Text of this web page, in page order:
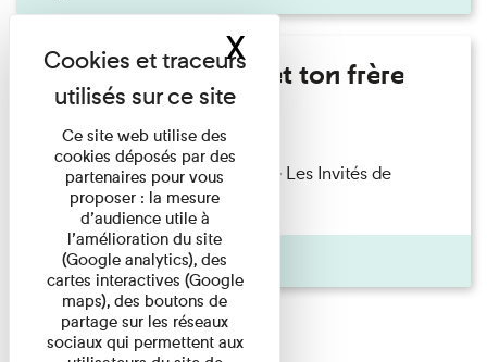
Marie Cosnay - Toi et ton frère
Lecture
Marie Cosnay — Toi et ton frère Les Invités de
l'Imprimerie n°10 À ...
Pages
Ce site web utilise des
cookies déposés par des
partenaires pour vous
proposer : la mesure
d’audience utile à
l’amélioration du site
(Google analytics), des
cartes interactives (Google
maps), des boutons de
partage sur les réseaux
sociaux qui permettent aux
XMasquer le